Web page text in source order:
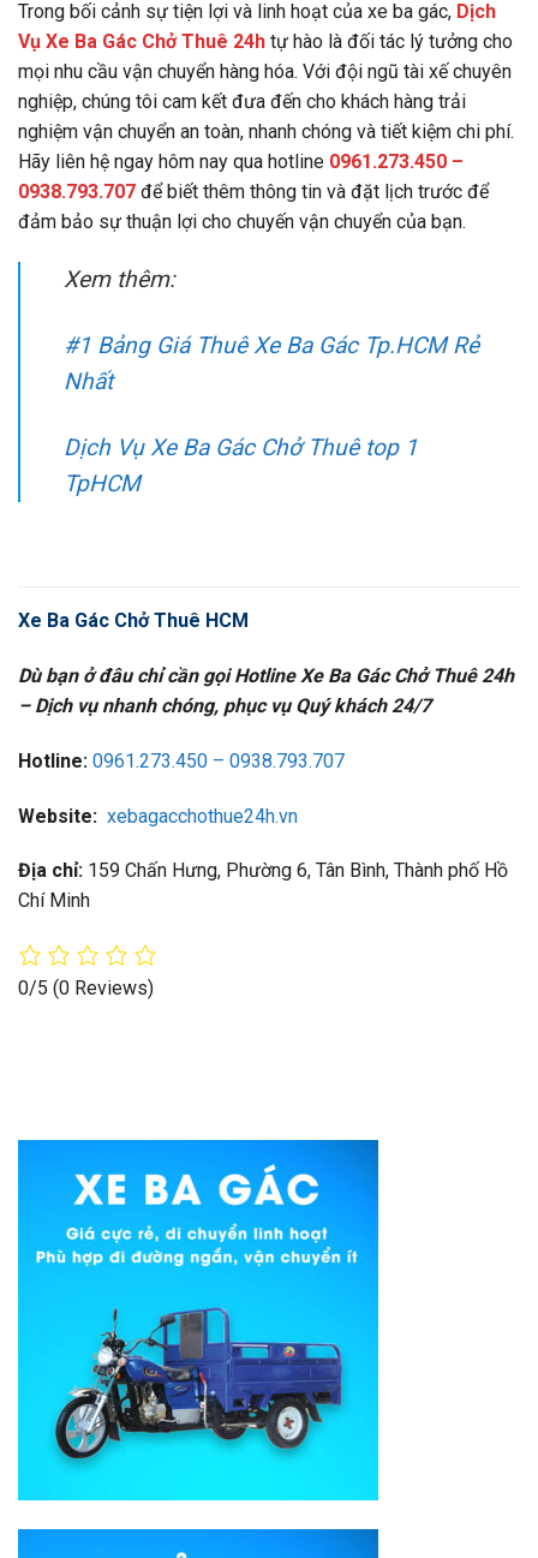
Trong bối cảnh sự tiện lợi và linh hoạt của xe ba gác, Dịch
Vụ Xe Ba Gác Chở Thuê 24h tự hào là đối tác lý tưởng cho
mọi nhu cầu vận chuyển hàng hóa. Với đội ngũ tài xế chuyên
nghiệp, chúng tôi cam kết đưa đến cho khách hàng trải
nghiệm vận chuyển an toàn, nhanh chóng và tiết kiệm chi phí.
Hãy liên hệ ngay hôm nay qua hotline 0961.273.450 –
0938.793.707 để biết thêm thông tin và đặt lịch trước để
đảm bảo sự thuận lợi cho chuyến vận chuyển của bạn.
Xem thêm:
#1 Bảng Giá Thuê Xe Ba Gác Tp.HCM Rẻ
Nhất
Dịch Vụ Xe Ba Gác Chở Thuê top 1
TpHCM
Xe Ba Gác Chở Thuê HCM
Dù bạn ở đâu chỉ cần gọi Hotline Xe Ba Gác Chở Thuê 24h
– Dịch vụ nhanh chóng, phục vụ Quý khách 24/7
Hotline: 0961.273.450 – 0938.793.707
Website: xebagacchothue24h.vn
Địa chỉ: 159 Chấn Hưng, Phường 6, Tân Bình, Thành phố Hồ
Chí Minh
0/5 (0 Reviews)